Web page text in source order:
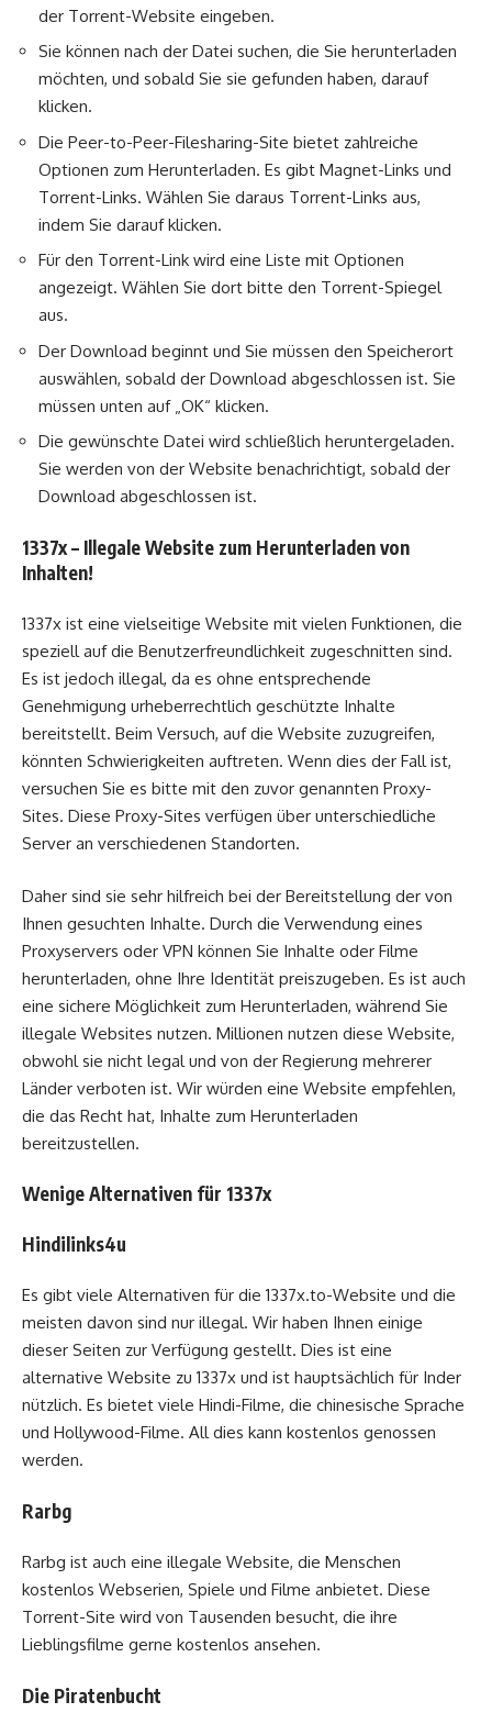
der Torrent-Website eingeben.
Sie können nach der Datei suchen, die Sie herunterladen
möchten, und sobald Sie sie gefunden haben, darauf
klicken.
Die Peer-to-Peer-Filesharing-Site bietet zahlreiche
Optionen zum Herunterladen. Es gibt Magnet-Links und
Torrent-Links. Wählen Sie daraus Torrent-Links aus,
indem Sie darauf klicken.
Für den Torrent-Link wird eine Liste mit Optionen
angezeigt. Wählen Sie dort bitte den Torrent-Spiegel
aus.
Der Download beginnt und Sie müssen den Speicherort
auswählen, sobald der Download abgeschlossen ist. Sie
müssen unten auf „OK“ klicken.
Die gewünschte Datei wird schließlich heruntergeladen.
Sie werden von der Website benachrichtigt, sobald der
Download abgeschlossen ist.
1337x – Illegale Website zum Herunterladen von
Inhalten!
1337x ist eine vielseitige Website mit vielen Funktionen, die
speziell auf die Benutzerfreundlichkeit zugeschnitten sind.
Es ist jedoch illegal, da es ohne entsprechende
Genehmigung urheberrechtlich geschützte Inhalte
bereitstellt. Beim Versuch, auf die Website zuzugreifen,
könnten Schwierigkeiten auftreten. Wenn dies der Fall ist,
versuchen Sie es bitte mit den zuvor genannten Proxy-
Sites. Diese Proxy-Sites verfügen über unterschiedliche
Server an verschiedenen Standorten.
Daher sind sie sehr hilfreich bei der Bereitstellung der von
Ihnen gesuchten Inhalte. Durch die Verwendung eines
Proxyservers oder VPN können Sie Inhalte oder Filme
herunterladen, ohne Ihre Identität preiszugeben. Es ist auch
eine sichere Möglichkeit zum Herunterladen, während Sie
illegale Websites nutzen. Millionen nutzen diese Website,
obwohl sie nicht legal und von der Regierung mehrerer
Länder verboten ist. Wir würden eine Website empfehlen,
die das Recht hat, Inhalte zum Herunterladen
bereitzustellen.
Wenige Alternativen für 1337x
Hindilinks4u
Es gibt viele Alternativen für die 1337x.to-Website und die
meisten davon sind nur illegal. Wir haben Ihnen einige
dieser Seiten zur Verfügung gestellt. Dies ist eine
alternative Website zu 1337x und ist hauptsächlich für Inder
nützlich. Es bietet viele Hindi-Filme, die chinesische Sprache
und Hollywood-Filme. All dies kann kostenlos genossen
werden.
Rarbg
Rarbg ist auch eine illegale Website, die Menschen
kostenlos Webserien, Spiele und Filme anbietet. Diese
Torrent-Site wird von Tausenden besucht, die ihre
Lieblingsfilme gerne kostenlos ansehen.
Die Piratenbucht